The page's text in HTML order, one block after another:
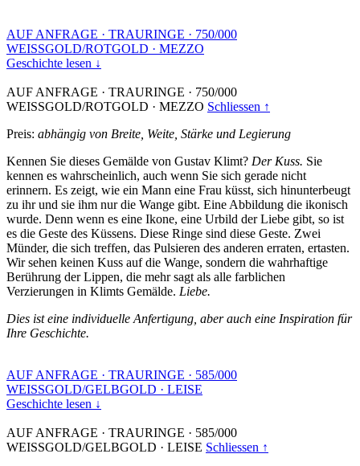
AUF ANFRAGE · TRAURINGE · 750/000
WEISSGOLD/ROTGOLD · MEZZO
Geschichte lesen ↓
AUF ANFRAGE · TRAURINGE · 750/000
WEISSGOLD/ROTGOLD · MEZZO Schliessen ↑
Preis: abhängig von Breite, Weite, Stärke und Legierung
Kennen Sie dieses Gemälde von Gustav Klimt? Der Kuss. Sie
kennen es wahrscheinlich, auch wenn Sie sich gerade nicht
erinnern. Es zeigt, wie ein Mann eine Frau küsst, sich hinunterbeugt
zu ihr und sie ihm nur die Wange gibt. Eine Abbildung die ikonisch
wurde. Denn wenn es eine Ikone, eine Urbild der Liebe gibt, so ist
es die Geste des Küssens. Diese Ringe sind diese Geste. Zwei
Münder, die sich treffen, das Pulsieren des anderen erraten, ertasten.
Wir sehen keinen Kuss auf die Wange, sondern die wahrhaftige
Berührung der Lippen, die mehr sagt als alle farblichen
Verzierungen in Klimts Gemälde. Liebe.
Dies ist eine individuelle Anfertigung, aber auch eine Inspiration für
Ihre Geschichte.
AUF ANFRAGE · TRAURINGE · 585/000
WEISSGOLD/GELBGOLD · LEISE
Geschichte lesen ↓
AUF ANFRAGE · TRAURINGE · 585/000
WEISSGOLD/GELBGOLD · LEISE Schliessen ↑